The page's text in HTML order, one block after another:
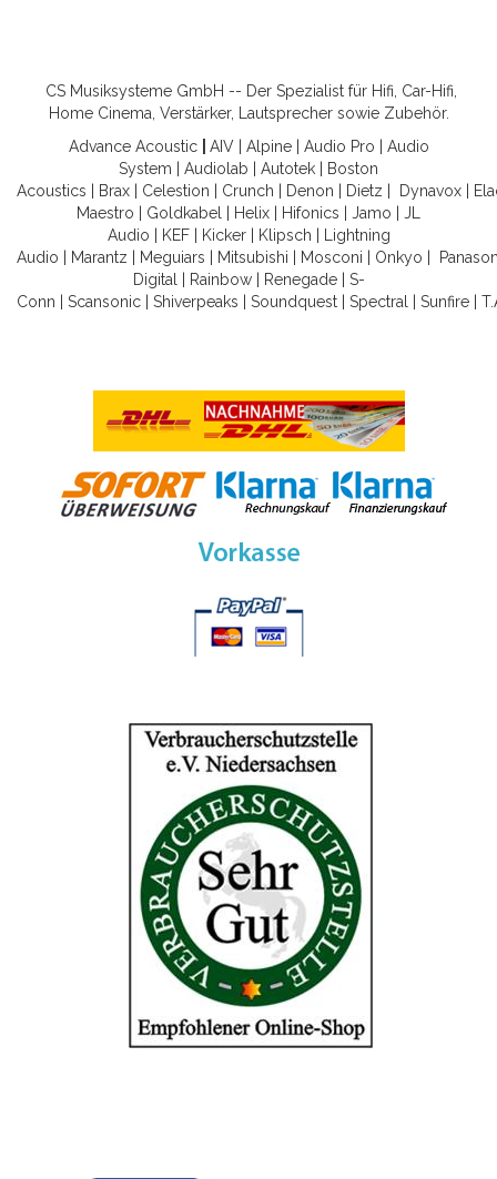
CS Musiksysteme GmbH -- Der Spezialist für Hifi, Car-Hifi,
Home Cinema, Verstärker, Lautsprecher sowie Zubehör.
Advance Acoustic
AIV| Alpine| Audio Pro
Audio
System
Audiolab Autotek
Boston
Acoustics
Brax Celestion Crunch Denon Dietz Dynavox
Maestro
Goldkabel Helix Hifonics Jamo
JL
Audio
KEF| Kicker| Klipsch
Lightning
Audio
Marantz Meguiars Mitsubishi Mosconi Onkyo
Digital
Rainbow| Renegade| S-
Conn
Scansonic Shiverpeaks Soundquest Spectral Sunfire